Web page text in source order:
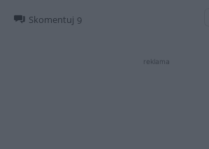
Skomentuj 9
reklama